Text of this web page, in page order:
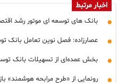
اخبار مرتبط
بانک های توسعه ای موتور رشد
عصارزاده: فصل نوین تعامل بانک
بخش عمده‌ای از تسهیلات بانک
رونمایی از «طرح مرابحه هوشمند»